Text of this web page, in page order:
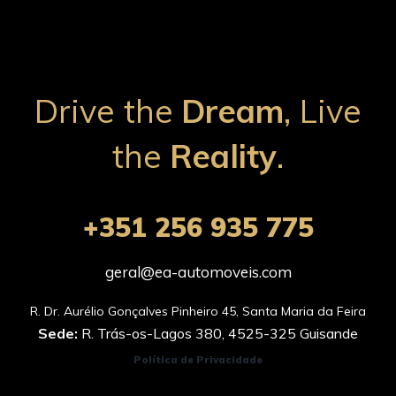
Drive the Dream, Live
the Reality.
+351 256 935 775
geral@ea-automoveis.com
Sede: R. Trás-os-Lagos 380, 4525-325 Guisande
Política de Privacidade